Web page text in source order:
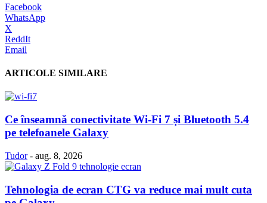
Facebook
WhatsApp
X
ReddIt
Email
ARTICOLE SIMILARE
Ce înseamnă conectivitate Wi-Fi 7 și Bluetooth 5.4
pe telefoanele Galaxy
Tudor - aug. 8, 2026
Tehnologia de ecran CTG va reduce mai mult cuta